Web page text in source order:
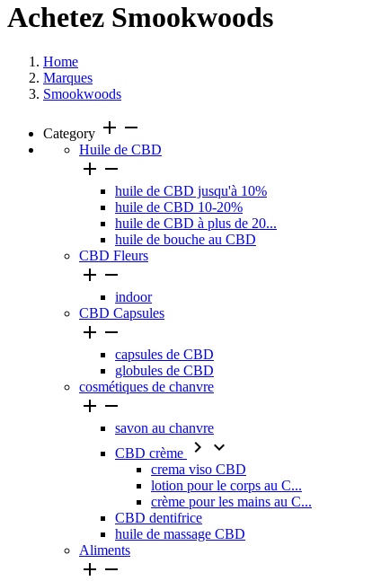
Achetez Smookwoods
Home
Marques
Smookwoods
Category add remove
Huile de CBD
 
huile de CBD jusqu'à 10%
huile de CBD 10-20%
huile de CBD à plus de 20...
huile de bouche au CBD
CBD Fleurs
 
indoor
CBD Capsules
 
capsules de CBD
globules de CBD
cosmétiques de chanvre
 
savon au chanvre
CBD crème
 
crema viso CBD
lotion pour le corps au C...
crème pour les mains au C...
CBD dentifrice
huile de massage CBD
Aliments
 